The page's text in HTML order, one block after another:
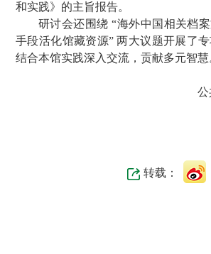
和实践》的主旨报告。
研讨会还围绕 “海外中国相关档
手段活化馆藏资源” 两大议题开展了
结合本馆实践深入交流，贡献多元智慧
公
转载：